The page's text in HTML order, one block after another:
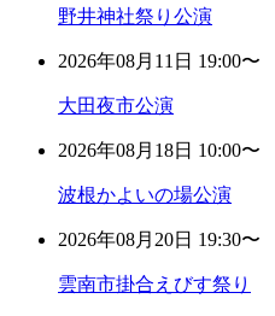
野井神社祭り公演
2026年08月11日 19:00〜
大田夜市公演
2026年08月18日 10:00〜
波根かよいの場公演
2026年08月20日 19:30〜
雲南市掛合えびす祭り